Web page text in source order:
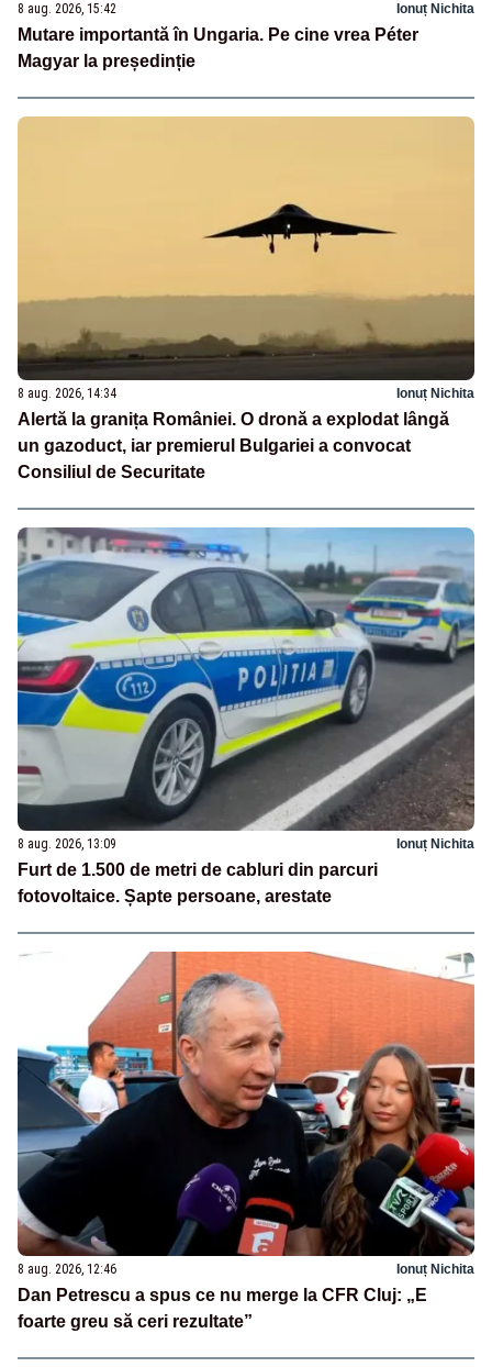
8 aug. 2026, 15:42 Ionuț Nichita
Mutare importantă în Ungaria. Pe cine vrea Péter
Magyar la președinție
8 aug. 2026, 14:34 Ionuț Nichita
Alertă la granița României. O dronă a explodat lângă
un gazoduct, iar premierul Bulgariei a convocat
Consiliul de Securitate
8 aug. 2026, 13:09 Ionuț Nichita
Furt de 1.500 de metri de cabluri din parcuri
fotovoltaice. Șapte persoane, arestate
8 aug. 2026, 12:46 Ionuț Nichita
Dan Petrescu a spus ce nu merge la CFR Cluj: „E
foarte greu să ceri rezultate”